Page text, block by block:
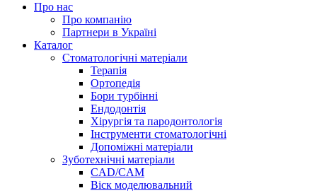
Про нас
Про компанію
Партнери в Україні
Каталог
Стоматологічні матеріали
Терапія
Ортопедія
Бори турбінні
Ендодонтія
Хірургія та пародонтологія
Інструменти стоматологічні
Допоміжні матеріали
Зуботехнічні матеріали
CAD/CAM
Віск моделювальний